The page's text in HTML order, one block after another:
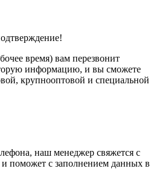
время) вам перезвонит
информацию, и вы сможете
крупнооптовой и специальной
наш менеджер свяжется с
поможет с заполнением данных в